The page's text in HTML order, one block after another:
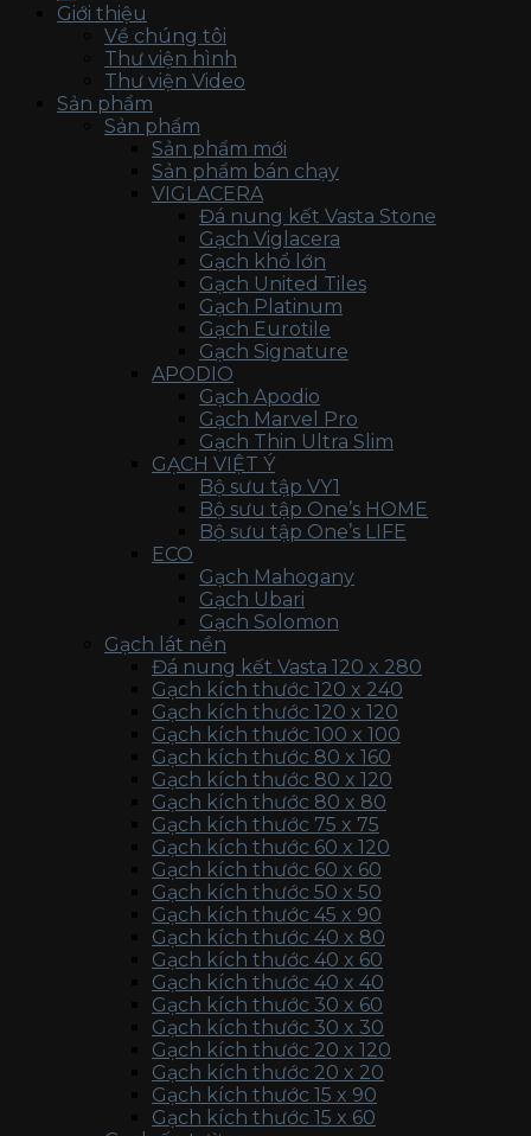
Giới thiệu
Về chúng tôi
Thư viện hình
Thư viện Video
Sản phẩm
Sản phẩm
Sản phẩm mới
Sản phẩm bán chạy
VIGLACERA
Đá nung kết Vasta Stone
Gạch Viglacera
Gạch khổ lớn
Gạch United Tiles
Gạch Platinum
Gạch Eurotile
Gạch Signature
APODIO
Gạch Apodio
Gạch Marvel Pro
Gạch Thin Ultra Slim
GẠCH VIỆT Ý
Bộ sưu tập VY1
Bộ sưu tập One’s HOME
Bộ sưu tập One’s LIFE
ECO
Gạch Mahogany
Gạch Ubari
Gạch Solomon
Gạch lát nền
Đá nung kết Vasta 120 x 280
Gạch kích thước 120 x 240
Gạch kích thước 120 x 120
Gạch kích thước 100 x 100
Gạch kích thước 80 x 160
Gạch kích thước 80 x 120
Gạch kích thước 80 x 80
Gạch kích thước 75 x 75
Gạch kích thước 60 x 120
Gạch kích thước 60 x 60
Gạch kích thước 50 x 50
Gạch kích thước 45 x 90
Gạch kích thước 40 x 80
Gạch kích thước 40 x 60
Gạch kích thước 40 x 40
Gạch kích thước 30 x 60
Gạch kích thước 30 x 30
Gạch kích thước 20 x 120
Gạch kích thước 20 x 20
Gạch kích thước 15 x 90
Gạch kích thước 15 x 60